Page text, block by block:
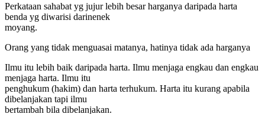
Perkataan sahabat yg jujur lebih besar harganya daripada harta
benda yg diwarisi darinenek
moyang.
Orang yang tidak menguasai matanya, hatinya tidak ada harganya
Ilmu itu lebih baik daripada harta. Ilmu menjaga engkau dan engkau
menjaga harta. Ilmu itu
penghukum (hakim) dan harta terhukum. Harta itu kurang apabila
dibelanjakan tapi ilmu
bertambah bila dibelanjakan.